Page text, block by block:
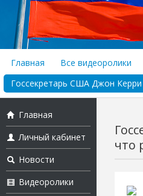
Главная
Все видеоролики
Госсекретарь США Джон Керри
Главная
Личный кабинет
Новости
Видеоролики
что